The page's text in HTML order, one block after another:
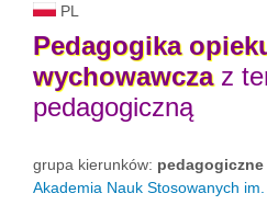
PL
Pedagogika
wychowawczaz
pedagogiczną
grupa kierunków: pedagogiczne
Akademia Nauk Stosowanych